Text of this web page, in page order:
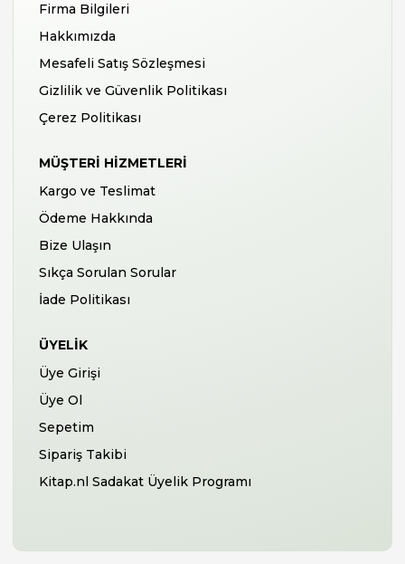
Firma Bilgileri
Hakkımızda
Mesafeli Satış Sözleşmesi
Gizlilik ve Güvenlik Politikası
Çerez Politikası
MÜŞTERI HIZMETLERI
Kargo ve Teslimat
Ödeme Hakkında
Bize Ulaşın
Sıkça Sorulan Sorular
İade Politikası
ÜYELIK
Üye Girişi
Üye Ol
Sepetim
Sipariş Takibi
Kitap.nl Sadakat Üyelik Programı